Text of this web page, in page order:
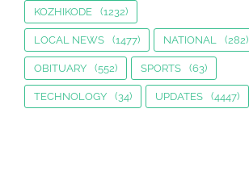
KOZHIKODE (1232)
LOCAL NEWS (1477) NATIONAL (282)
OBITUARY (552) SPORTS (63)
TECHNOLOGY (34) UPDATES (4447)